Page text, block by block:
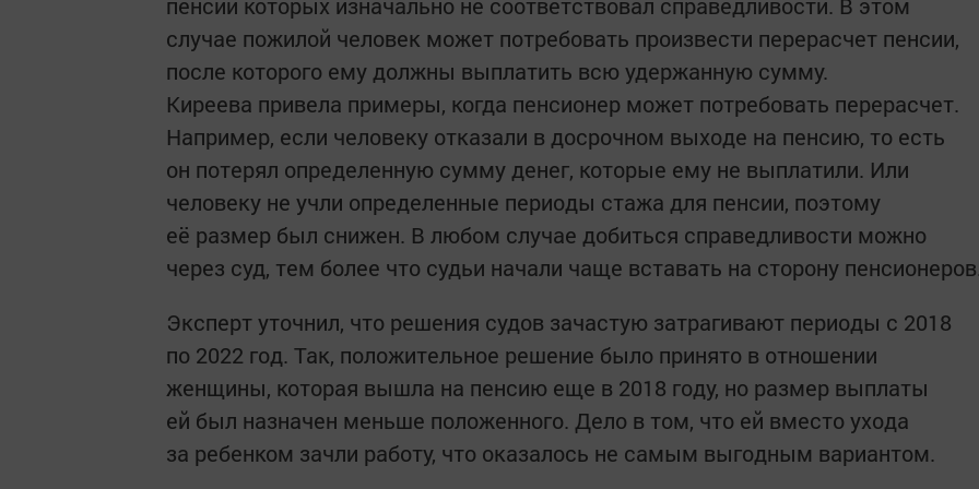
случае пожилой человек может потребовать произвести перерасчет пенсии,
после которого ему должны выплатить всю удержанную сумму.
Киреева привела примеры, когда пенсионер может потребовать перерасчет.
Например, если человеку отказали в досрочном выходе на пенсию, то есть
он потерял определенную сумму денег, которые ему не выплатили. Или
человеку не учли определенные периоды стажа для пенсии, поэтому
её размер был снижен. В любом случае добиться справедливости можно
через суд, тем более что судьи начали чаще вставать на сторону
Эксперт уточнил, что решения судов зачастую затрагивают периоды с 2018
по 2022 год. Так, положительное решение было принято в отношении
женщины, которая вышла на пенсию еще в 2018 году, но размер выплаты
ей был назначен меньше положенного. Дело в том, что ей вместо ухода
за ребенком зачли работу, что оказалось не самым выгодным вариантом.